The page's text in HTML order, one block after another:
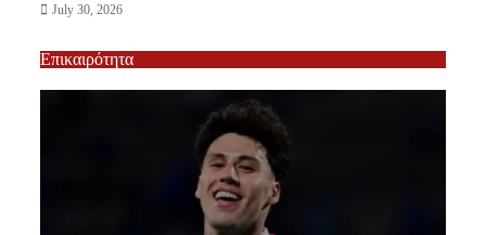
July 30, 2026
Επικαιρότητα